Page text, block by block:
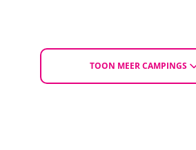
Van€
TOON MEER CAMPINGS